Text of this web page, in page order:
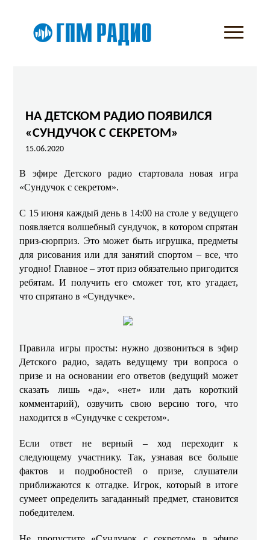
НА ДЕТСКОМ РАДИО ПОЯВИЛСЯ
«СУНДУЧОК С СЕКРЕТОМ»
15.06.2020
В эфире Детского радио стартовала новая игра
«Сундучок с секретом».
С 15 июня каждый день в 14:00 на столе у ведущего
появляется волшебный сундучок, в котором спрятан
приз-сюрприз. Это может быть игрушка, предметы
для рисования или для занятий спортом – все, что
угодно! Главное – этот приз обязательно пригодится
ребятам. И получить его сможет тот, кто угадает,
что спрятано в «Сундучке».
Правила игры просты: нужно дозвониться в эфир
Детского радио, задать ведущему три вопроса о
призе и на основании его ответов (ведущий может
сказать лишь «да», «нет» или дать короткий
комментарий), озвучить свою версию того, что
находится в «Сундучке с секретом».
Если ответ не верный – ход переходит к
следующему участнику. Так, узнавая все больше
фактов и подробностей о призе, слушатели
приближаются к отгадке. Игрок, который в итоге
сумеет определить загаданный предмет, становится
победителем.